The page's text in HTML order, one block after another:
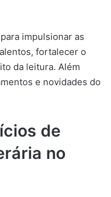
impulsionar as
fortalecer o
da leitura. Além
e novidades do
de
no